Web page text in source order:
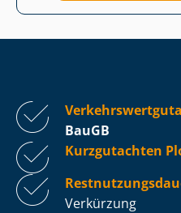
BauGB
Kurzgutachten
Verkürzung